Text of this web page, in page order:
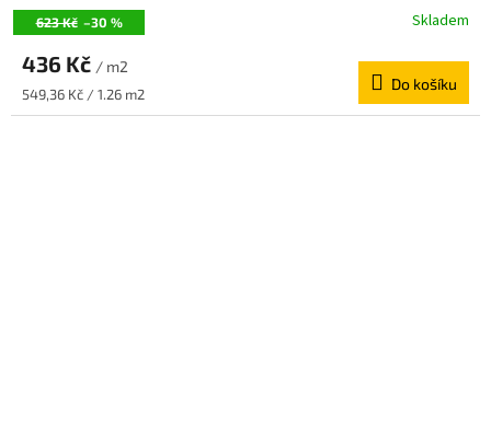
623 Kč –30 % Skladem
436 Kč / m2
Měrná
cena:
549,36 Kč / 1.26 m2
Do košíku